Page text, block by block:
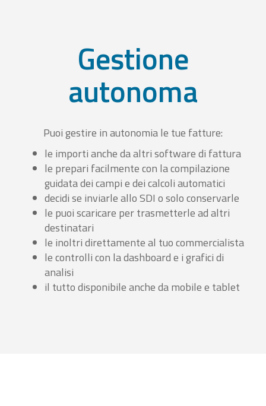
Gestione
autonoma
Puoi gestire in autonomia le tue fatture:
le importi anche da altri software di fattura
le prepari facilmente con la compilazione
guidata dei campi e dei calcoli automatici
decidi se inviarle allo SDI o solo conservarle
le puoi scaricare per trasmetterle ad altri
destinatari
le inoltri direttamente al tuo commercialista
le controlli con la dashboard e i grafici di
analisi
il tutto disponibile anche da mobile e tablet